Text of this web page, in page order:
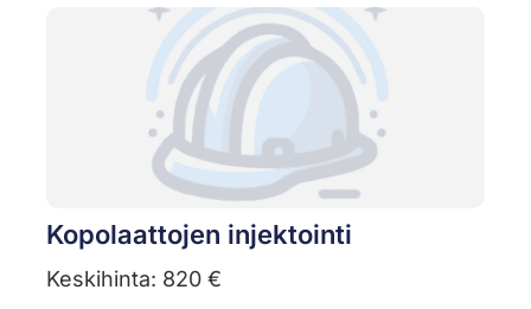
Kopolaattojen injektointi
Keskihinta: 820 €